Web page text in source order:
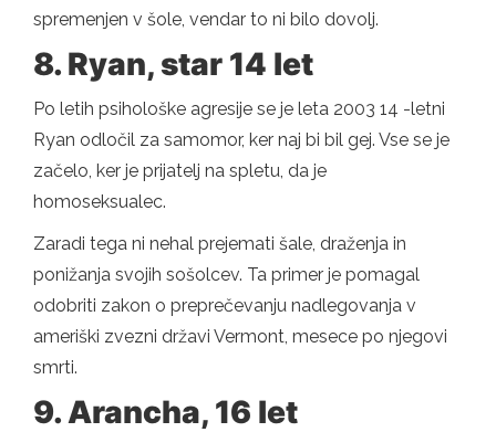
spremenjen v šole, vendar to ni bilo dovolj.
8. Ryan, star 14 let
Po letih psihološke agresije se je leta 2003 14 -letni
Ryan odločil za samomor, ker naj bi bil gej. Vse se je
začelo, ker je prijatelj na spletu, da je
homoseksualec.
Zaradi tega ni nehal prejemati šale, draženja in
ponižanja svojih sošolcev. Ta primer je pomagal
odobriti zakon o preprečevanju nadlegovanja v
ameriški zvezni državi Vermont, mesece po njegovi
smrti.
9. Arancha, 16 let